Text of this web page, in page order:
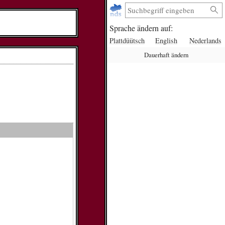
Sprache ändern auf:
Plattdüütsch English Nederlands
Dauerhaft ändern